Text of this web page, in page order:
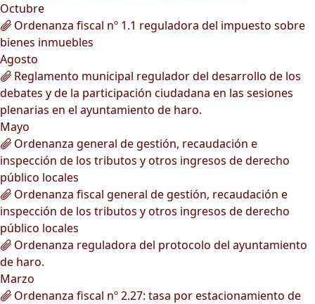
Octubre
Ordenanza fiscal nº 1.1 reguladora del impuesto sobre
bienes inmuebles
Agosto
Reglamento municipal regulador del desarrollo de los
debates y de la participación ciudadana en las sesiones
plenarias en el ayuntamiento de haro.
Mayo
Ordenanza general de gestión, recaudación e
inspección de los tributos y otros ingresos de derecho
público locales
Ordenanza fiscal general de gestión, recaudación e
inspección de los tributos y otros ingresos de derecho
público locales
Ordenanza reguladora del protocolo del ayuntamiento
de haro.
Marzo
Ordenanza fiscal nº 2.27: tasa por estacionamiento de